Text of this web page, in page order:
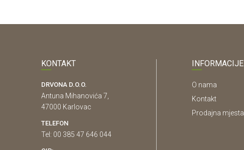
KONTAKT
DRVONA D.O.O.
Antuna Mihanovića 7,
47000 Karlovac
TELEFON
Tel: 00 385 47 646 044
INFORMACIJE
O nama
Kontakt
Prodajna mjesta